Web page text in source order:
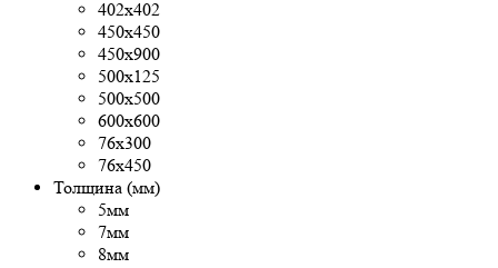
402х402
450х450
450х900
500x125
500х500
600х600
76х300
76х450
Толщина (мм)
5мм
7мм
8мм